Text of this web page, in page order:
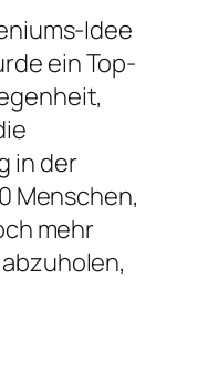
Idee
ein Top-
in der
Menschen,
mehr